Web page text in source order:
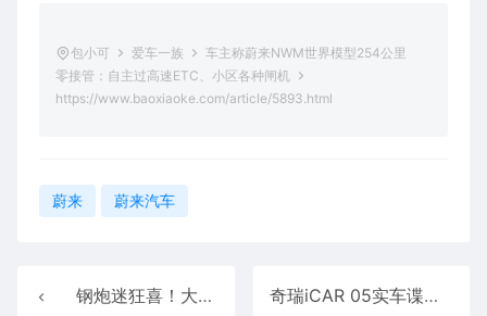
包小可 爱车一族
车主称蔚来NWM世界模型254公里
零接管：自主过高速ETC、小区各种闸机
https://www.baoxiaoke.com/article/5893.html
蔚来 蔚来汽车
钢炮迷狂喜！大众高尔夫GTI 50周年版官宣：原厂天蝎排气+半热熔胎 奇瑞iCAR 05实车谍照首次曝光！具备增程动力+超大空间